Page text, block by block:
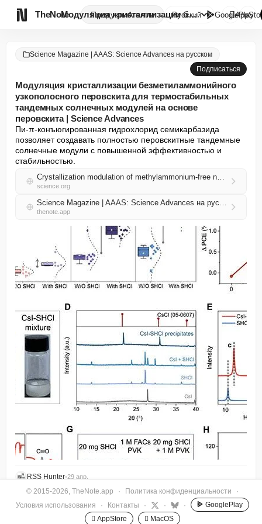
TheNote ПродуктыАгенты Модуляция кристаллизации безме...
Русский GooglePlay

Science Magazine | AAAS: Science Advances на русском
Подписаться
Модуляция кристаллизации безметиламмонийного
узкополосного перовскита для термостабильных
тандемных солнечных модулей на основе
перовскита | Science Advances
Пи-π-конъюгированная гидрохлорид семикарбазида
позволяет создавать полностью перовскитные тандемные
солнечные модули с повышенной эффективностью и
стабильностью.
Crystallization modulation of methylammonium-free narrow-bandgap perovskite for thermal-stable all-perovskite tandem solar modules | Science Advances
science.org
Science Magazine | AAAS: Science Advances на русском RSS
thenote.app
RSS Hunter•29 апр.
© 2015-2026, TheNote.app · Политика конфиденциальности
·
Условия использования
· Контакты · · ·
GooglePlay
 AppStore
 MacOS